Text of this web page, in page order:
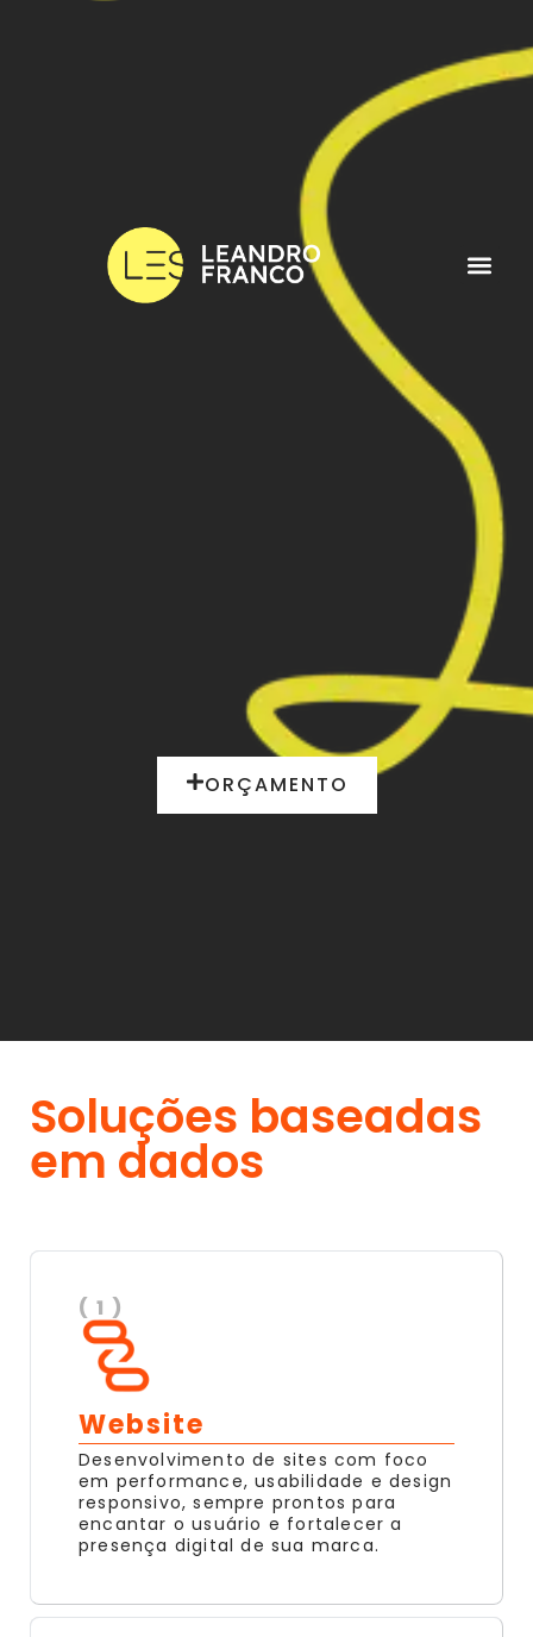
ORÇAMENTO
Soluções baseadas
em dados
( 1 )
Website
Desenvolvimento de sites com foco
em performance, usabilidade e design
responsivo, sempre prontos para
encantar o usuário e fortalecer a
presença digital de sua marca.